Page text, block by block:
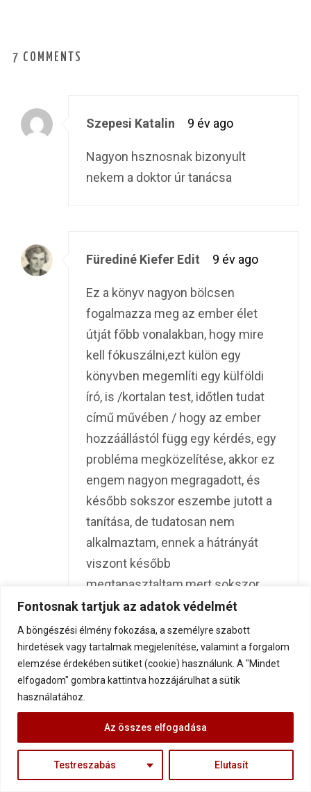
Fontosnak tartjuk az adatok védelmét
A böngészési élmény fokozása, a személyre szabott
hirdetések vagy tartalmak megjelenítése, valamint a forgalom
elemzése érdekében sütiket (cookie) használunk. A "Mindet
elfogadom" gombra kattintva hozzájárulhat a sütik
használatához.
Testreszabás Elutasít
Az összes elfogadása
7 COMMENTS
Szepesi Katalin 9 év ago
Nagyon hsznosnak bizonyult
nekem a doktor úr tanácsa
Fürediné Kiefer Edit 9 év ago
Ez a könyv nagyon bölcsen
fogalmazza meg az ember élet
útját főbb vonalakban, hogy mire
kell fókuszálni,ezt külön egy
könyvben megemlíti egy külföldi
író, is /kortalan test, időtlen tudat
című művében / hogy az ember
hozzáállástól függ egy kérdés, egy
probléma megközelítése, akkor ez
engem nagyon megragadott, és
később sokszor eszembe jutott a
tanítása, de tudatosan nem
alkalmaztam, ennek a hátrányát
viszont később
megtapasztaltam,mert sokszor
mentem át önsajnálatba, ami
eltartott akár hónapokig is.Oka
ugyan volt, mert minden kedves
hozzátartozom a temetőben volt
akkor, amikor támogatás kellett
volna,de azért úgy nem lehet
gondolkozni, hogy bezzeg ha
élnének szüleim,férjem,kis
húgom,kedvenc barátaim,akkor én